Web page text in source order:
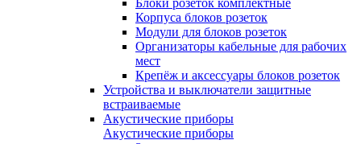
Блоки розеток комплектные
Корпуса блоков розеток
Модули для блоков розеток
Организаторы кабельные для рабочих
мест
Крепёж и аксессуары блоков розеток
Устройства и выключатели защитные
встраиваемые
Акустические приборы
Акустические приборы